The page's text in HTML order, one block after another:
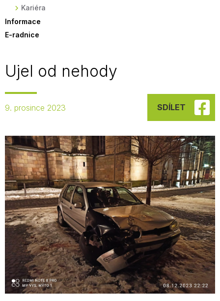
Kariéra
Informace
E-radnice
Ujel od nehody
9. prosince 2023 SDÍLET